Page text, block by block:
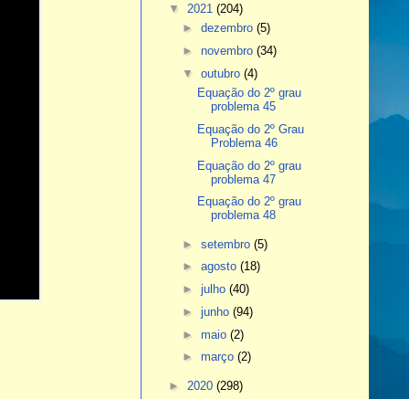
▼ 2021 (204)
►dezembro(5)
►novembro(34)
▼outubro(4)
Equação do 2º grau
problema 45
Equação do 2º Grau
Problema 46
Equação do 2º grau
problema 47
Equação do 2º grau
problema 48
►setembro(5)
►agosto(18)
►julho(40)
►junho(94)
►maio(2)
►março(2)
► 2020 (298)